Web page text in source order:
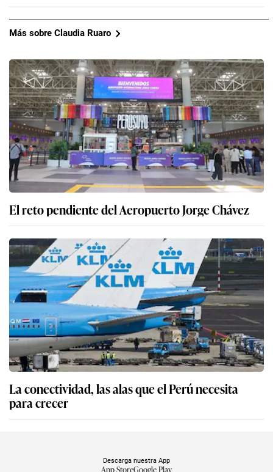
Más sobre Claudia Ruaro
El reto pendiente del Aeropuerto Jorge Chávez
La conectividad, las alas que el Perú necesita
para crecer
Descarga nuestra App
App StoreGoogle Play